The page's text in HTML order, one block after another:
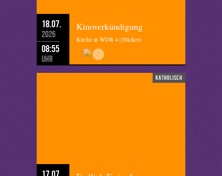
18.07.
2026
08:55
Uhr
Kinoverkündigung
Kirche in WDR 4 | Dückers
katholisch
17.07.